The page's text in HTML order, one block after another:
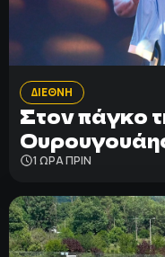
ΔΙΕΘΝΗ
Στον πάγκο
1 ΩΡΑ ΠΡΙΝ